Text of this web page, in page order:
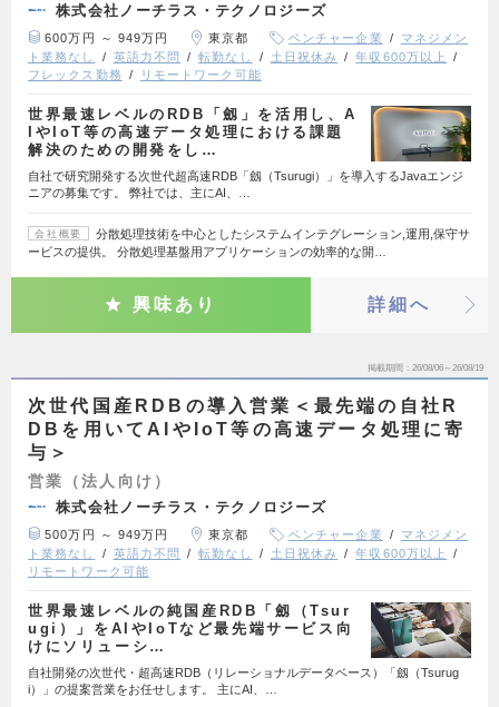
株式会社ノーチラス・テクノロジーズ
600万円 ～ 949万円 東京都 ベンチャー企業
マネジメン
ト業務なし
英語力不問 転勤なし 土日祝休み
年収600万以上
フレックス勤務
リモートワーク可能
世界最速レベルのRDB「劔」を活用し、A
IやIoT等の高速データ処理における課題
解決のための開発をし…
自社で研究開発する次世代超高速RDB「劔（Tsurugi）」を導入するJavaエンジ
ニアの募集です。 弊社では、主にAI、…
会社概要
分散処理技術を中心としたシステムインテグレーション,運用,保守サ
ービスの提供。 分散処理基盤用アプリケーションの効率的な開…
興味あり 詳細へ
掲載期間 26/08/06～26/08/19
次世代国産RDBの導入営業＜最先端の自社R
DBを用いてAIやIoT等の高速データ処理に寄
与＞
営業（法人向け）
株式会社ノーチラス・テクノロジーズ
500万円 ～ 949万円 東京都 ベンチャー企業
マネジメン
ト業務なし
英語力不問 転勤なし 土日祝休み
年収600万以上
リモートワーク可能
世界最速レベルの純国産RDB「劔（Tsur
ugi）」をAIやIoTなど最先端サービス向
けにソリューシ…
自社開発の次世代・超高速RDB（リレーショナルデータベース）「劔（Tsurug
i）」の提案営業をお任せします。 主にAI、…